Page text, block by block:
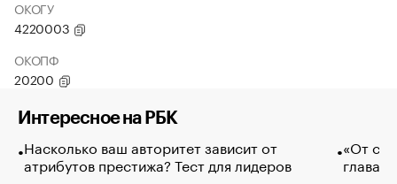
ОКОГУ
4220003
ОКОПФ
20200
Интересное на РБК
Насколько ваш авторитет зависит от
атрибутов престижа? Тест для лидеров
«От
глава